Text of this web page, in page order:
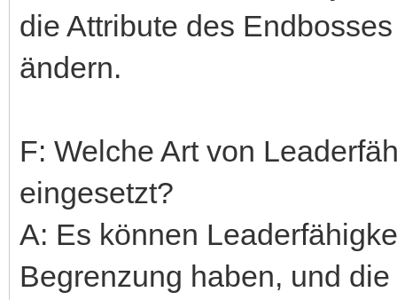
die Attribute des
ändern.
F: Welche Art von
eingesetzt?
A: Es können
Begrenzung haben, und